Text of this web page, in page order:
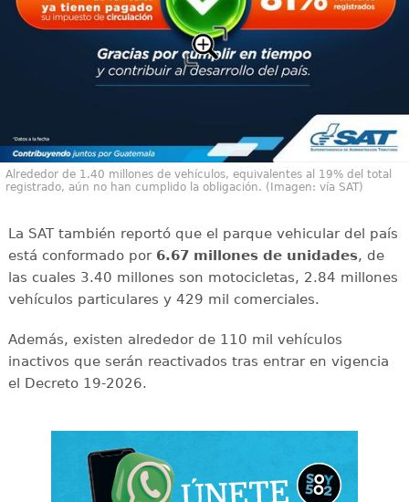
Alrededor de 1.40 millones de vehículos, equivalentes al 19% del total
registrado, aún no han cumplido la obligación. (Imagen: vía SAT)
La SAT también reportó que el parque vehicular del país
está conformado por 6.67 millones de unidades, de
las cuales 3.40 millones son motocicletas, 2.84 millones
vehículos particulares y 429 mil comerciales.
Además, existen alrededor de 110 mil vehículos
inactivos que serán reactivados tras entrar en vigencia
el Decreto 19-2026.